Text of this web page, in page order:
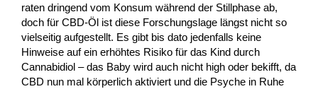
raten dringend vom Konsum während der Stillphase ab,
doch für CBD-Öl ist diese Forschungslage längst nicht so
vielseitig aufgestellt. Es gibt bis dato jedenfalls keine
Hinweise auf ein erhöhtes Risiko für das Kind durch
Cannabidiol – das Baby wird auch nicht high oder bekifft, da
CBD nun mal körperlich aktiviert und die Psyche in Ruhe